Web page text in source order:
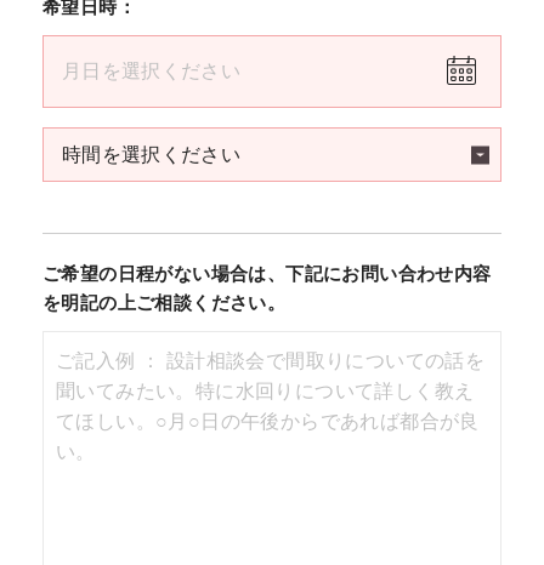
希望日時：
ご希望の日程がない場合は、下記にお問い合わせ内容
を明記の上ご相談ください。